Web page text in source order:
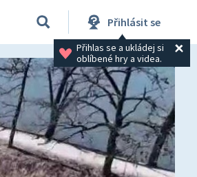
Přihlásit se
Přihlas se a ukládej si
oblíbené hry a videa.